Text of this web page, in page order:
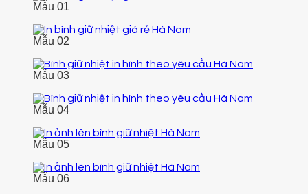
Mẫu 01
Mẫu 02
Mẫu 03
Mẫu 04
Mẫu 05
Mẫu 06